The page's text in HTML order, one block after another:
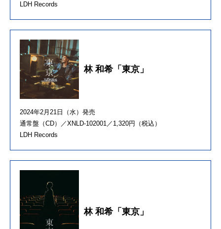
LDH Records
林 和希「東京」
2024年2月21日（水）発売
通常盤（CD）／XNLD-102001／1,320円（税込）
LDH Records
林 和希「東京」